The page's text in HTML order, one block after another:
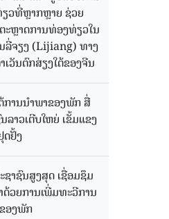
ວທີ່ຫຼາກຫຼາຍ ຊ່ວຍ
ະຫຼາດການທ່ອງທ່ຽວໃນ
ລີ່ຈຽງ (Lijiang) ທາງ
ເວັນຕົກສ່ຽງໃຕ້ຂອງຈີນ
ການນໍາພາຂອງພັກ ສື່
ລາວເຕີບໃຫຍ່ ເຂັ້ມແຂງ
ດຢັ້ງ
ຊາຊົນສູງສຸດ ເຊື່ອມຊຶມ
ດ້ວຍການເພີ່ມທະວີການ
ອງພັກ